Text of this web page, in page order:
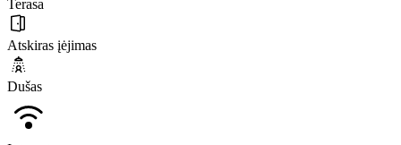
Terasa
Atskiras įėjimas
Dušas